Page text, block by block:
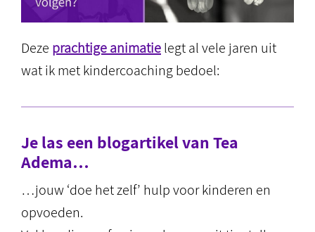
Deze prachtige animatielegt al vele jaren uit
wat ik met kindercoaching bedoel:
Je las een blogartikel van Tea
Adema…
…jouw ‘doe het zelf’ hulp voor kinderen en
opvoeden.